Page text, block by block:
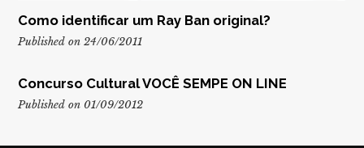
Como identificar um Ray Ban original?
Published on 24/06/2011
Concurso Cultural VOCÊ SEMPE ON LINE
Published on 01/09/2012